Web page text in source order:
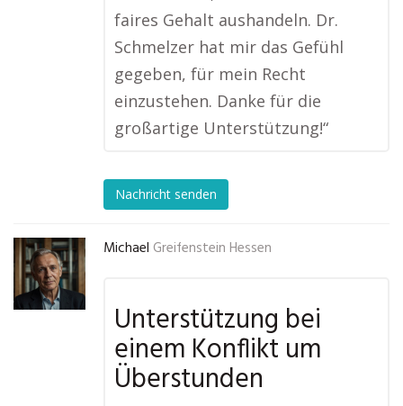
faires Gehalt aushandeln. Dr.
Schmelzer hat mir das Gefühl
gegeben, für mein Recht
einzustehen. Danke für die
großartige Unterstützung!“
Nachricht senden
Michael Greifenstein Hessen
Unterstützung bei
einem Konflikt um
Überstunden